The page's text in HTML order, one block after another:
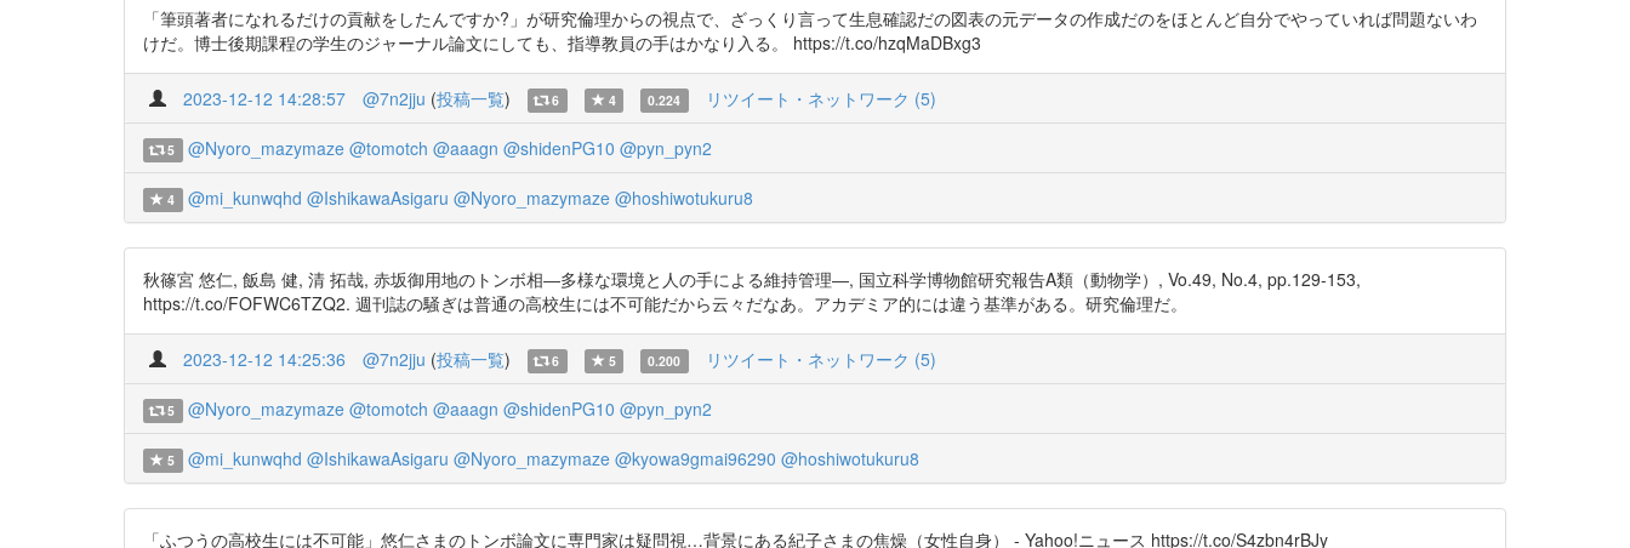
「筆頭著者になれるだけの貢献をしたんですか?」が研究倫理からの視点で、ざっくり言って生息確認だの図表の元データの作成だのをほとんど自分でやっていれば問題ないわ
けだ。博士後期課程の学生のジャーナル論文にしても、指導教員の手はかなり入る。 https://t.co/hzqMaDBxg3
2023-12-12 14:28:57 @7n2jju (投稿一覧) 6 4 0.224 リツイート・ネットワーク (5)
5 @Nyoro_mazymaze @tomotch @aaagn @shidenPG10 @pyn_pyn2
4 @mi_kunwqhd @IshikawaAsigaru @Nyoro_mazymaze @hoshiwotukuru8
秋篠宮 悠仁, 飯島 健, 清 拓哉, 赤坂御用地のトンボ相―多様な環境と人の手による維持管理―, 国立科学博物館研究報告A類（動物学）, Vo.49, No.4, pp.129-153,
https://t.co/FOFWC6TZQ2. 週刊誌の騒ぎは普通の高校生には不可能だから云々だなあ。アカデミア的には違う基準がある。研究倫理だ。
2023-12-12 14:25:36 @7n2jju (投稿一覧) 6 5 0.200 リツイート・ネットワーク (5)
5 @Nyoro_mazymaze @tomotch @aaagn @shidenPG10 @pyn_pyn2
5 @mi_kunwqhd @IshikawaAsigaru @Nyoro_mazymaze @kyowa9gmai96290 @hoshiwotukuru8
「ふつうの高校生には不可能」悠仁さまのトンボ論文に専門家は疑問視…背景にある紀子さまの焦燥（女性自身） - Yahoo!ニュース https://t.co/S4zbn4rBJy